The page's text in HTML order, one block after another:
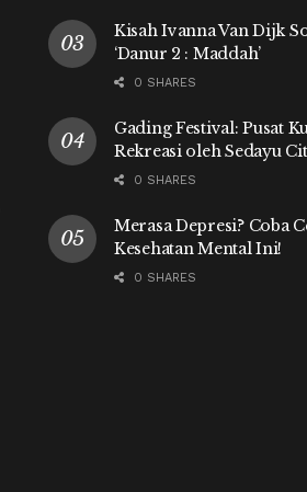
Kisah Ivanna Van Dijk
‘Danur 2 : Maddah’
0 SHARES
Gading Festival: Pusat
Rekreasi oleh Sedayu
0 SHARES
Merasa Depresi? Coba
Kesehatan Mental Ini!
0 SHARES